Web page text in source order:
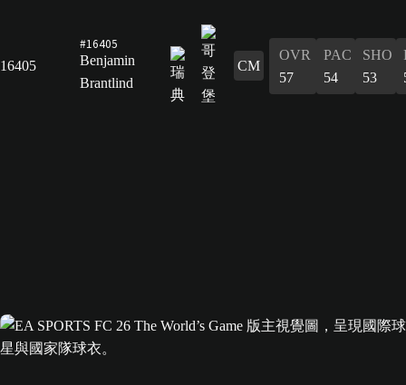
16405
#16405
Benjamin
Brantlind
CM
OVR
57
PAC
54
SHO
53